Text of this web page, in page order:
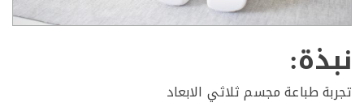
طباعة مجسم ثلاثي الابعاد